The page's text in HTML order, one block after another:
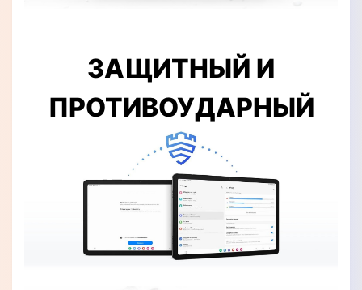
ЗАЩИТНЫЙ И
ПРОТИВОУДАРНЫЙ